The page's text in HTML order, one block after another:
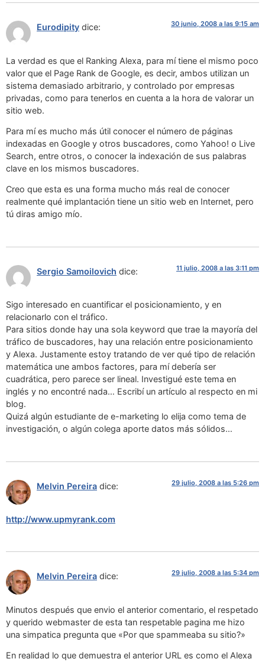
Eurodipity dice: 30 junio, 2008 a las 9:15 am
La verdad es que el Ranking Alexa, para mí tiene el mismo poco
valor que el Page Rank de Google, es decir, ambos utilizan un
sistema demasiado arbitrario, y controlado por empresas
privadas, como para tenerlos en cuenta a la hora de valorar un
sitio web.
Para mí es mucho más útil conocer el número de páginas
indexadas en Google y otros buscadores, como Yahoo! o Live
Search, entre otros, o conocer la indexación de sus palabras
clave en los mismos buscadores.
Creo que esta es una forma mucho más real de conocer
realmente qué implantación tiene un sitio web en Internet, pero
tú diras amigo mío.
Sergio Samoilovich dice: 11 julio, 2008 a las 3:11 pm
Sigo interesado en cuantificar el posicionamiento, y en
relacionarlo con el tráfico.
Para sitios donde hay una sola keyword que trae la mayoría del
tráfico de buscadores, hay una relación entre posicionamiento
y Alexa. Justamente estoy tratando de ver qué tipo de relación
matemática une ambos factores, para mí debería ser
cuadrática, pero parece ser lineal. Investigué este tema en
inglés y no encontré nada… Escribí un artículo al respecto en mi
blog.
Quizá algún estudiante de e-marketing lo elija como tema de
investigación, o algún colega aporte datos más sólidos…
Melvin Pereira dice: 29 julio, 2008 a las 5:26 pm
http://www.upmyrank.com
Melvin Pereira dice: 29 julio, 2008 a las 5:34 pm
Minutos después que envio el anterior comentario, el respetado
y querido webmaster de esta tan respetable pagina me hizo
una simpatica pregunta que «Por que spammeaba su sitio?»
En realidad lo que demuestra el anterior URL es como el Alexa